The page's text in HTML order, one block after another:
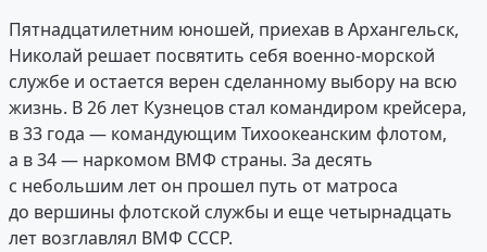
Пятнадцатилетним юношей, приехав в Архангельск,
Николай решает посвятить себя военно-морской
службе и остается верен сделанному выбору на всю
жизнь. В 26 лет Кузнецов стал командиром крейсера,
в 33 года — командующим Тихоокеанским флотом,
а в 34 — наркомом ВМФ страны. За десять
с небольшим лет он прошел путь от матроса
до вершины флотской службы и еще четырнадцать
лет возглавлял ВМФ СССР.